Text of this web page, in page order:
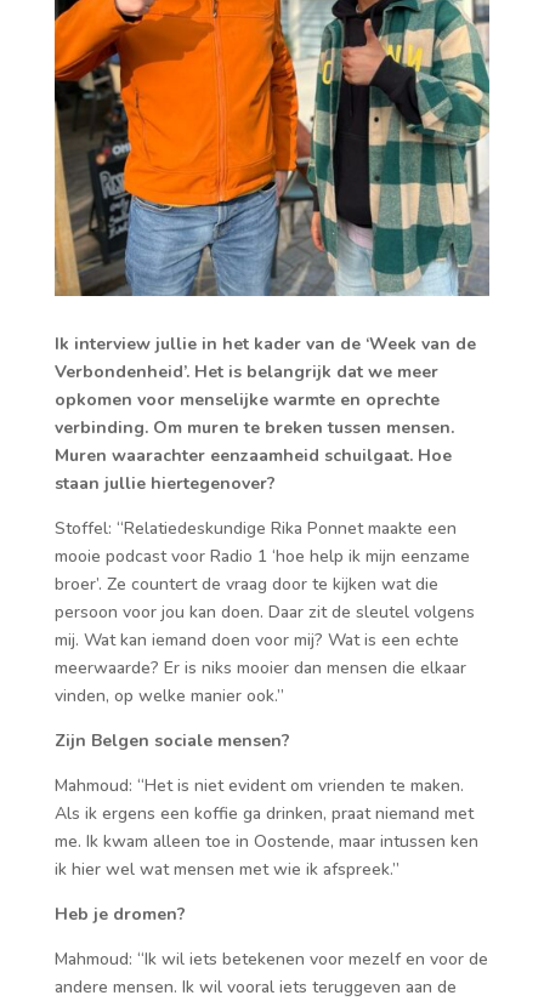
Ik interview jullie in het kader van de ‘Week van de
Verbondenheid’. Het is belangrijk dat we meer
opkomen voor menselijke warmte en oprechte
verbinding. Om muren te breken tussen mensen.
Muren waarachter eenzaamheid schuilgaat. Hoe
staan jullie hiertegenover?
Stoffel: “Relatiedeskundige Rika Ponnet maakte een
mooie podcast voor Radio 1 ‘hoe help ik mijn eenzame
broer’. Ze countert de vraag door te kijken wat die
persoon voor jou kan doen. Daar zit de sleutel volgens
mij. Wat kan iemand doen voor mij? Wat is een echte
meerwaarde? Er is niks mooier dan mensen die elkaar
vinden, op welke manier ook.”
Zijn Belgen sociale mensen?
Mahmoud: “Het is niet evident om vrienden te maken.
Als ik ergens een koffie ga drinken, praat niemand met
me. Ik kwam alleen toe in Oostende, maar intussen ken
ik hier wel wat mensen met wie ik afspreek.”
Heb je dromen?
Mahmoud: “Ik wil iets betekenen voor mezelf en voor de
andere mensen. Ik wil vooral iets teruggeven aan de